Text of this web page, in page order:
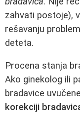
zahvati postoje),
rešavanju
deteta.
Procena stanja
Ako ginekolog ili
bradavice
korekciji